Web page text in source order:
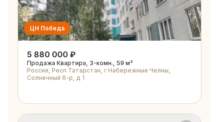
ЦН Победа
5 880 000 ₽
Продажа Квартира, 3-комн., 59 м²
Россия, Респ Татарстан, г Набережные Челны,
Солнечный б-р, д 1